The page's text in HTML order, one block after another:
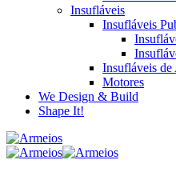
Insufláveis
Insufláveis
Insufláveis de
Motores
We Design & Build
Shape It!